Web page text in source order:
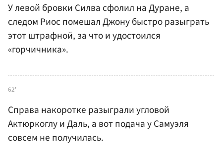
У левой бровки Силва сфолил на Дуране, а
следом Риос помешал Джону быстро разыграть
этот штрафной, за что и удостоился
«горчичника».
62'
Справа накоротке разыграли угловой
Актюркоглу и Даль, а вот подача у Самуэля
совсем не получилась.